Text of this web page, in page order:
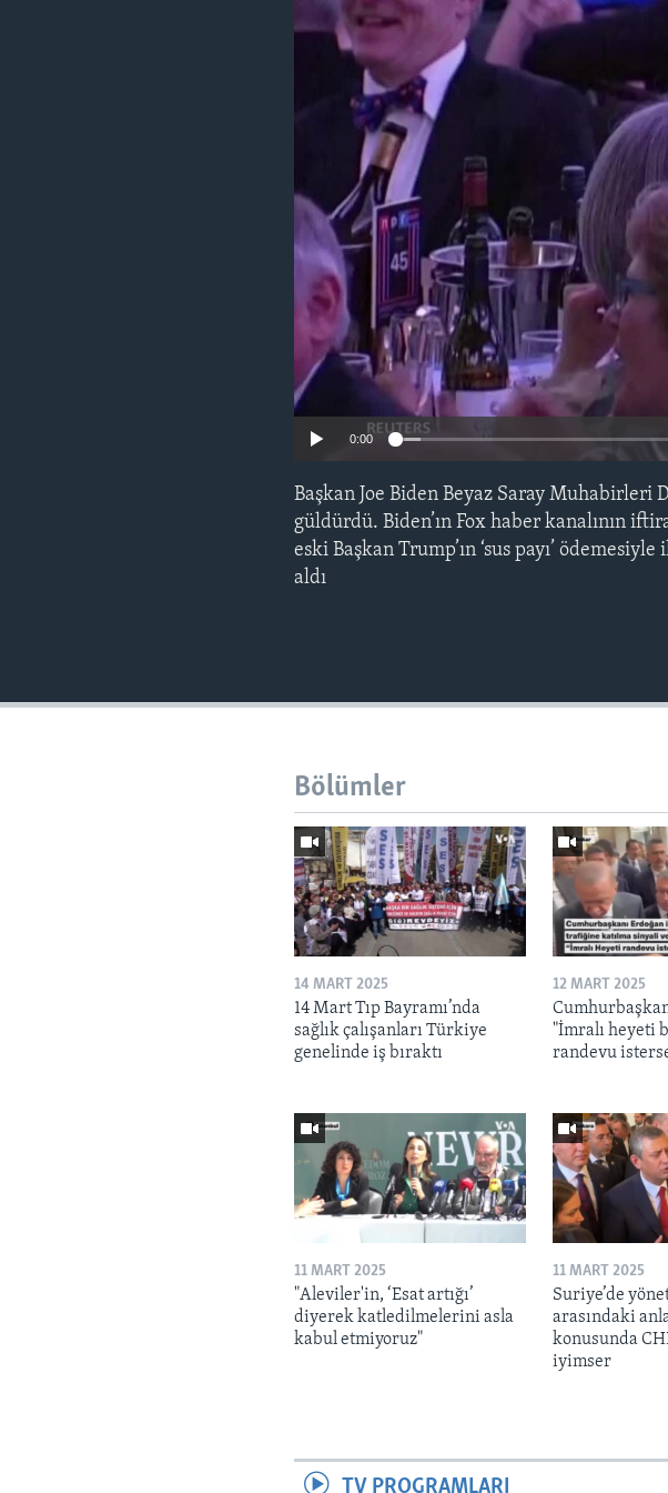
0:00
Başkan Joe Biden Beyaz Saray
güldürdü. Biden’ın Fox haber kanalının
eski Başkan Trump’ın ‘sus payı’
aldı
Bölümler
14 MART 2025
14 Mart Tıp Bayramı’nda
sağlık çalışanları Türkiye
genelinde iş bıraktı
12 MART 2025
"İmralı heyeti
randevu
11 MART 2025
"Aleviler'in, ‘Esat artığı’
diyerek katledilmelerini asla
kabul etmiyoruz"
11 MART 2025
Suriye’de
arasındaki
konusunda
iyimser
TV PROGRAMLARI